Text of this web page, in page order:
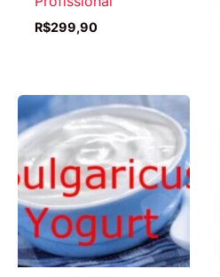
R$299,90